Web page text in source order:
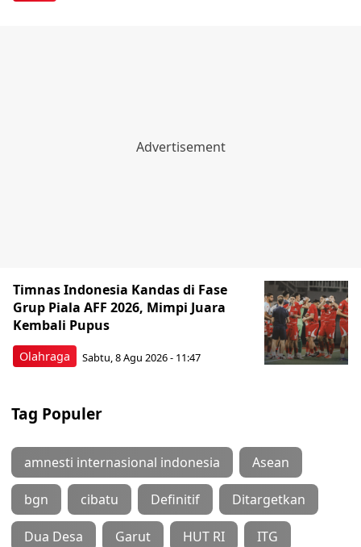
Olahraga
Timnas Indonesia Kandas di Fase
Grup Piala AFF 2026, Mimpi Juara
Kembali Pupus
Sabtu, 8 Agu 2026 - 11:47
Tag Populer
amnesti internasional indonesia Asean
bgn cibatu Definitif Ditargetkan
Dua Desa Garut HUT RI ITG